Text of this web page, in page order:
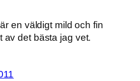
en väldigt mild och fin
av det bästa jag vet.